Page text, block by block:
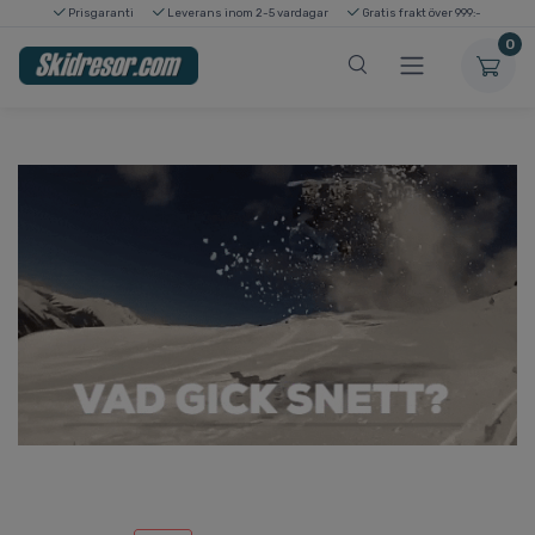
Prisgaranti Leverans inom 2-5 vardagar Gratis frakt över 999:-
0